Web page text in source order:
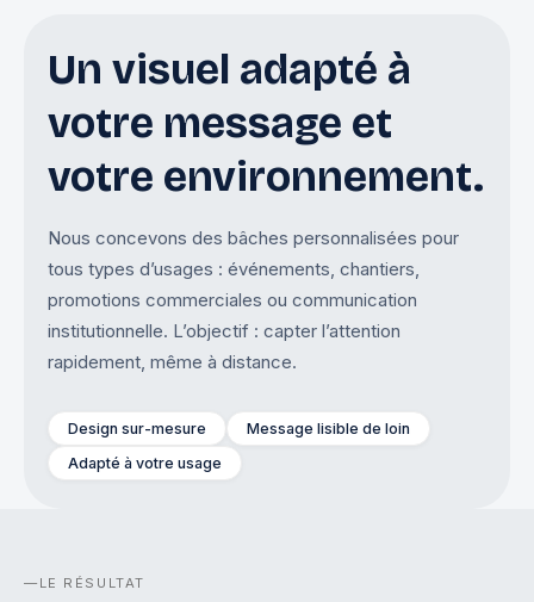
Un visuel adapté à
votre message et
votre environnement.
Nous concevons des bâches personnalisées pour
tous types d’usages : événements, chantiers,
promotions commerciales ou communication
institutionnelle. L’objectif : capter l’attention
rapidement, même à distance.
Design sur-mesure
Message lisible de loin
Adapté à votre usage
LE RÉSULTAT